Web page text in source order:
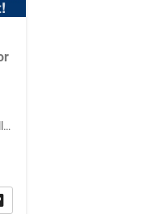
Magnet Grau Metallic S7S7